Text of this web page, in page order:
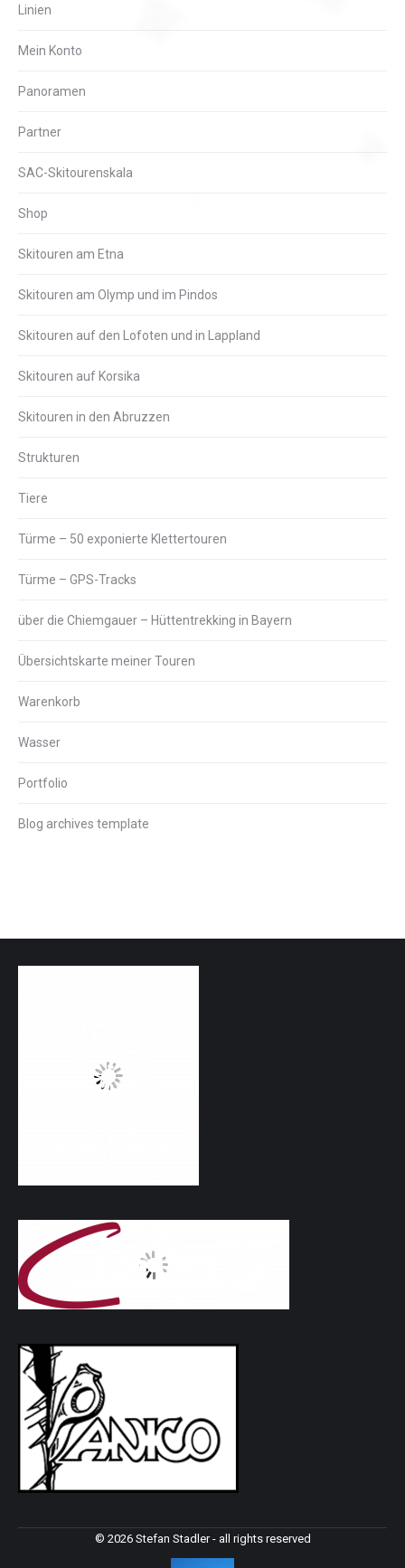
Linien
Mein Konto
Panoramen
Partner
SAC-Skitourenskala
Shop
Skitouren am Etna
Skitouren am Olymp und im Pindos
Skitouren auf den Lofoten und in Lappland
Skitouren auf Korsika
Skitouren in den Abruzzen
Strukturen
Tiere
Türme – 50 exponierte Klettertouren
Türme – GPS-Tracks
über die Chiemgauer – Hüttentrekking in Bayern
Übersichtskarte meiner Touren
Warenkorb
Wasser
Portfolio
Blog archives template
© 2026 Stefan Stadler - all rights reserved